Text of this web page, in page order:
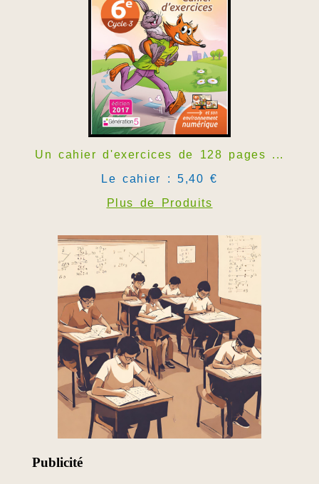
Un cahier d'exercices de 128 pages ...
Le cahier : 5,40 €
Plus de Produits
Publicité